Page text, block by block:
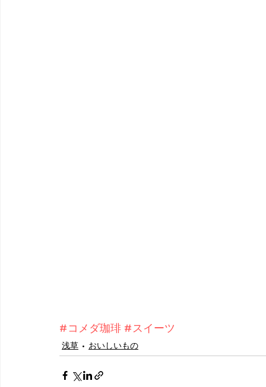
#コメダ珈琲 #スイーツ
浅草 おいしいもの